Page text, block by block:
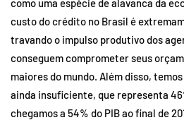
como uma espécie de alavanca da
custo do crédito no Brasil é
travando o impulso produtivo dos
conseguem comprometer seus
maiores do mundo. Além disso,
ainda insuficiente, que representa
chegamos a 54% do PIB ao final de